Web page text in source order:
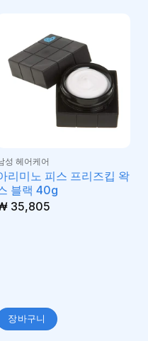
성 헤어케어
리미노 피스 프리즈킵 왁
블랙 40g
35,805
장바구니